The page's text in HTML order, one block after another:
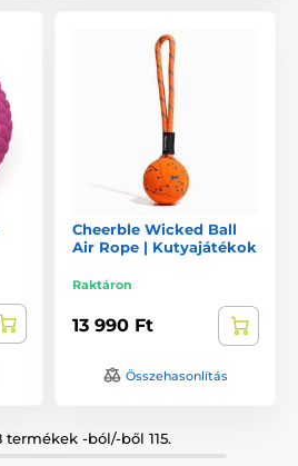
Cheerble Wicked Ball
Air Rope | Kutyajátékok
Raktáron
13 990 Ft
Összehasonlítás
termékek -ból/-ből 115.